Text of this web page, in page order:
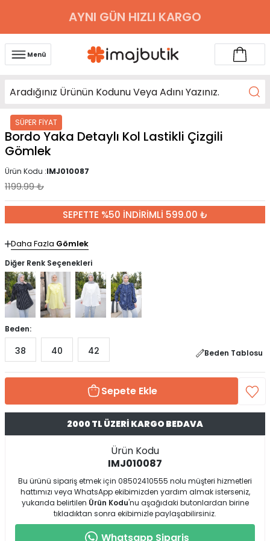
AYNI GÜN HIZLI KARGO
Menü
SÜPER FİYAT
Bordo Yaka Detaylı Kol Lastikli Çizgili
Gömlek
Ürün Kodu :IMJ010087
1199.99₺
SEPETTE %50 İNDİRİMLİ 599.00 ₺
Daha Fazla Gömlek
Diğer Renk Seçenekleri
Beden:
38 40 42 Beden Tablosu
Sepete Ekle
2000 TL ÜZERİ KARGO BEDAVA
Ürün Kodu
IMJ010087
Bu ürünü sipariş etmek için 08502410555 nolu müşteri hizmetleri
hattımızı veya WhatsApp ekibimizden yardım almak isterseniz,
yukarıda belirtilen Ürün Kodu'nu aşağıdaki butonlardan birine
tıkladıktan sonra ekibimizle paylaşabilirsiniz.
Whatsapp Sipariş